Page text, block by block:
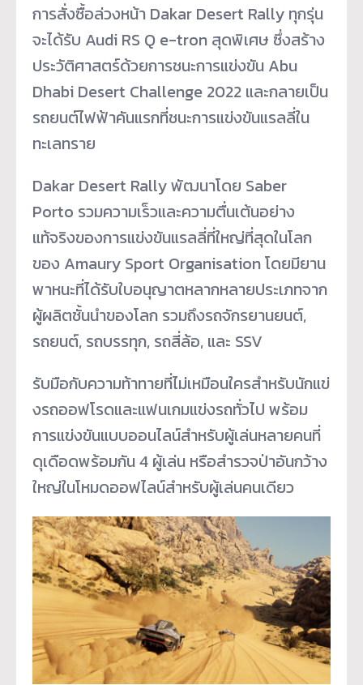
การสั่งซื้อล่วงหน้า Dakar Desert Rally ทุกรุ่น
จะได้รับ Audi RS Q e-tron สุดพิเศษ ซึ่งสร้าง
ประวัติศาสตร์ด้วยการชนะการแข่งขัน Abu
Dhabi Desert Challenge 2022 และกลายเป็น
รถยนต์ไฟฟ้าคันแรกที่ชนะการแข่งขันแรลลี่ใน
ทะเลทราย
Dakar Desert Rally พัฒนาโดย Saber
Porto รวมความเร็วและความตื่นเต้นอย่าง
แท้จริงของการแข่งขันแรลลี่ที่ใหญ่ที่สุดในโลก
ของ Amaury Sport Organisation โดยมียาน
พาหนะที่ได้รับใบอนุญาตหลากหลายประเภทจาก
ผู้ผลิตชั้นนำของโลก รวมถึงรถจักรยานยนต์,
รถยนต์, รถบรรทุก, รถสี่ล้อ, และ SSV
รับมือกับความท้าทายที่ไม่เหมือนใครสำหรับนักแข่
งรถออฟโรดและแฟนเกมแข่งรถทั่วไป พร้อม
การแข่งขันแบบออนไลน์สำหรับผู้เล่นหลายคนที่
ดุเดือดพร้อมกัน 4 ผู้เล่น หรือสำรวจป่าอันกว้าง
ใหญ่ในโหมดออฟไลน์สำหรับผู้เล่นคนเดียว